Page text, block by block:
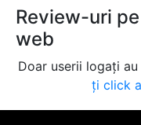
Review-uri
web
Doar userii logați
ți click